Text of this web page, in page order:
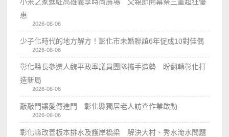
小米之家進駐高雄義享時尚廣場 父親節開幕祭三重超狂優
惠
2026-08-06
少子化時代的地方解方！彰化市未婚聯誼6年促成10對佳偶
2026-08-06
彰化縣長參選人魏平政率議員團隊攜手造勢 盼翻轉彰化打
造新局
2026-08-06
敲敲門讓愛傳進門 彰化縣獨居老人訪查作業啟動
2026-08-06
彰化縣改善板本排水及護岸橋梁 解決大村、秀水淹水問題